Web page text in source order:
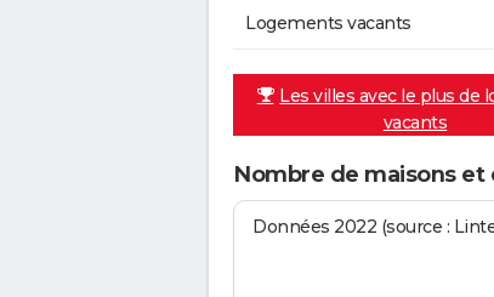
Logements vacants
Les villes avec le plus de
vacants
Nombre de maisons
Données 2022 (source :